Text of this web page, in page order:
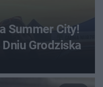
Summer City!
Grodziska